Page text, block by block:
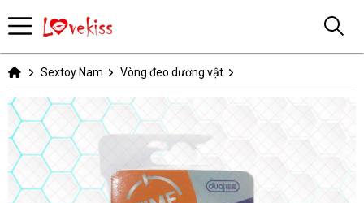
Sextoy Nam Vòng đeo dương vật